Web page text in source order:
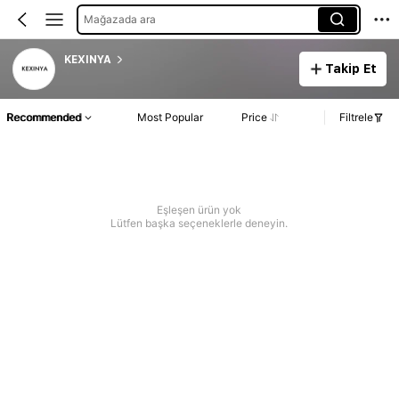
Mağazada ara
KEXINYA
Takip Et
Recommended Most Popular Price Filtrele
Eşleşen ürün yok
Lütfen başka seçeneklerle deneyin.